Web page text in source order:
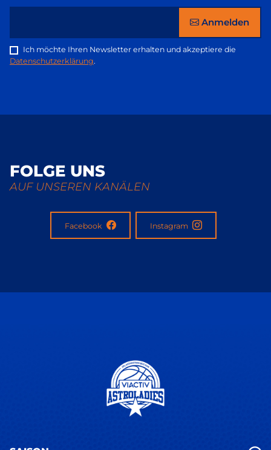
Anmelden
Ich möchte Ihren Newsletter erhalten und akzeptiere die
Datenschutzerklärung.
FOLGE UNS
AUF UNSEREN KANÄLEN
Facebook Instagram